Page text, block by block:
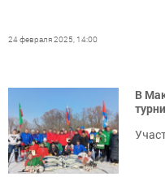
24 февраля 2025, 14:00
В